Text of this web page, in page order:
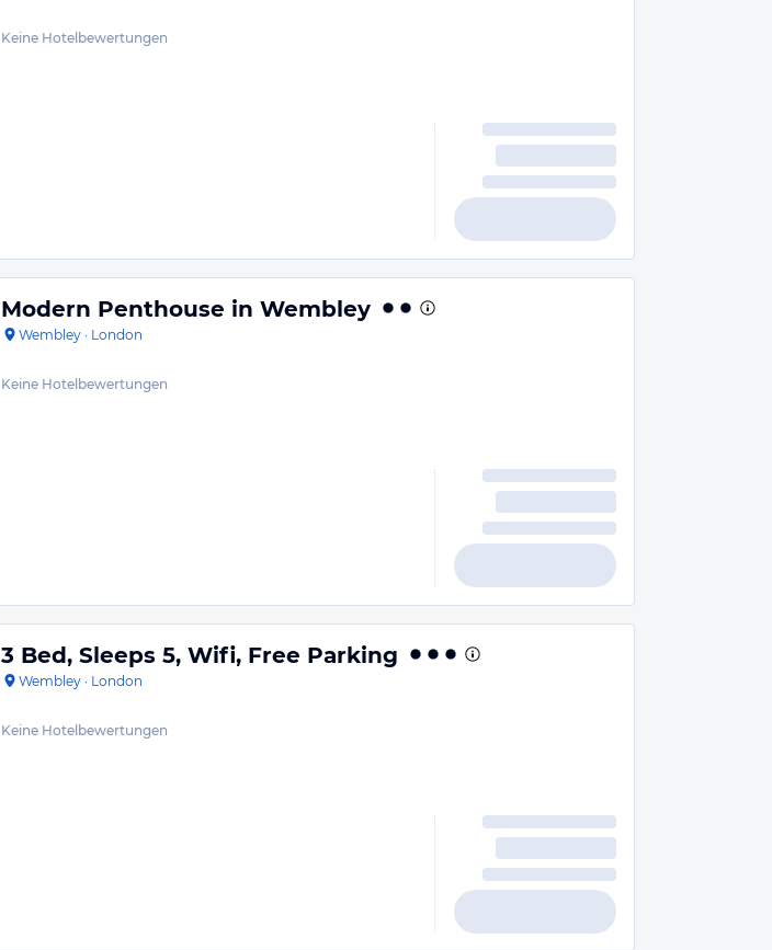
Keine Hotelbewertungen
Modern Penthouse in Wembley
Wembley · London
Keine Hotelbewertungen
3 Bed, Sleeps 5, Wifi, Free Parking
Wembley · London
Keine Hotelbewertungen